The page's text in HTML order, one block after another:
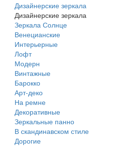
Дизайнерские зеркала
Дизайнерские зеркала
Зеркала Солнце
Венецианские
Интерьерные
Лофт
Модерн
Винтажные
Барокко
Арт-деко
На ремне
Декоративные
Зеркальные панно
В скандинавском стиле
Дорогие